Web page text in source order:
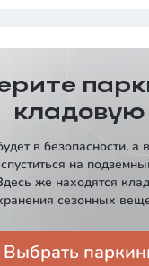
от112 062₽
Заказать
БАНК
кладовую
в безопасности, а
на
же находятся
сезонных
Выбрать